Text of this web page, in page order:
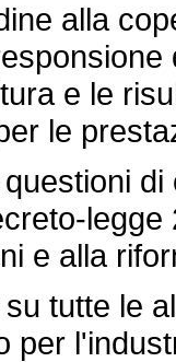
alla
e le
le
di
legge
e alla
tutte le
per